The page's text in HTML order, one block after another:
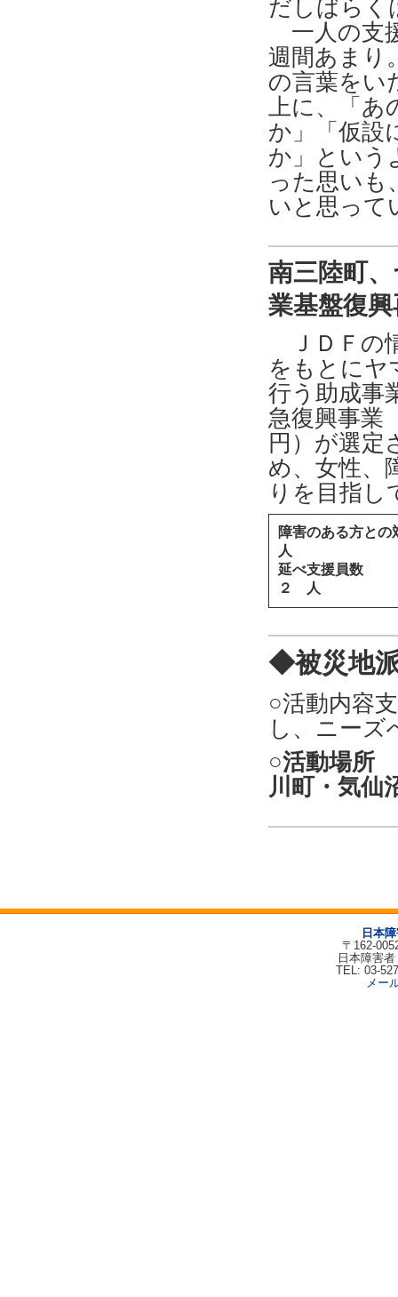
だしばらく
一人の支
週間あまり
の言葉をい
上に、「あ
か」「仮設
か」という
った思いも
いと思って
南三陸町
業基盤復
ＪＤＦの
をもとにヤ
行う助成事
急復興事業
円）が選定
め、女性、
りを目指し
障害のある方と
人
延べ支援
２ 人
◆被災地
○活動内容
し、ニー
○活動場所
川町・気仙
日本
〒162-
日本障害
TEL: 03-
メー